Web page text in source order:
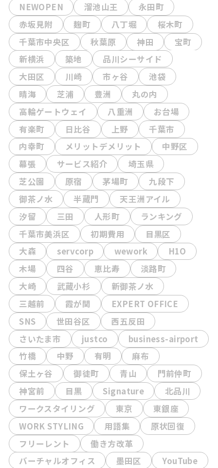
NEWOPEN
溜池山王
永田町
赤坂見附
麹町 八丁堀
桜木町
千葉市中央区
秋葉原 神田
宝町
新横浜
築地
品川シーサイド
大田区
川崎 市ヶ谷
池袋
晴海
芝浦 豊洲
丸の内
高輪ゲートウェイ
八重洲
お台場
有楽町
日比谷 上野
千葉市
内幸町
メリットデメリット
中野区
幕張
サービス紹介
埼玉県
芝公園
原宿 茅場町
九段下
御茶ノ水
半蔵門
天王洲アイル
汐留
三田 人形町
ランキング
千葉市美浜区
初期費用
目黒区
大森
servcorp wework
H1O
木場
四谷 恵比寿
淡路町
大崎
武蔵小杉
新御茶ノ水
三越前
霞が関
EXPERT OFFICE
SNS
世田谷区
西五反田
さいたま市
justco
business-airport
竹橋
中野 有明
麻布
保土ヶ谷
御徒町 青山
門前仲町
神宮前
目黒 Signature
北品川
ワークスタイリング
東京
東銀座
WORK STYLING
用語集
原状回復
フリーレント
働き方改革
バーチャルオフィス
墨田区 YouTube